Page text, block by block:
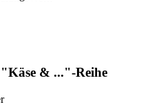
"Käse & ..."-Reihe